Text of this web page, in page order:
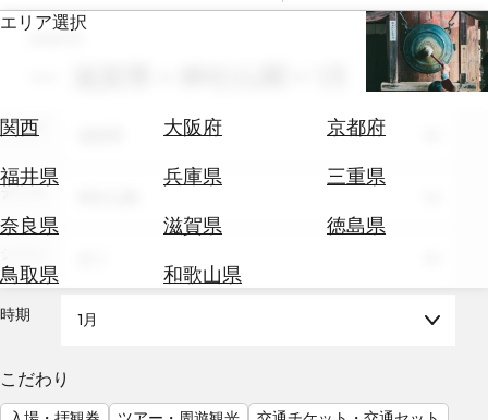
エリア選択
関西 大阪府
京都府
福井県
兵庫県
三重県
奈良県
滋賀県
徳島県
鳥取県
和歌山県
エ
券
テ
を
調
べ
天
search
エリア
テーマ
時期 1月
こだわり